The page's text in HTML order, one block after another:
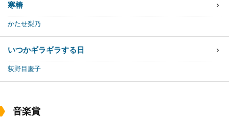
寒椿
かたせ梨乃
いつかギラギラする日
荻野目慶子
音楽賞